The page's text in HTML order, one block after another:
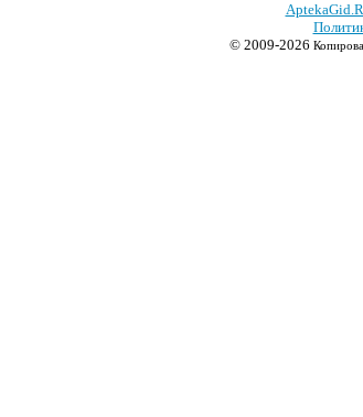
© 2009-2026